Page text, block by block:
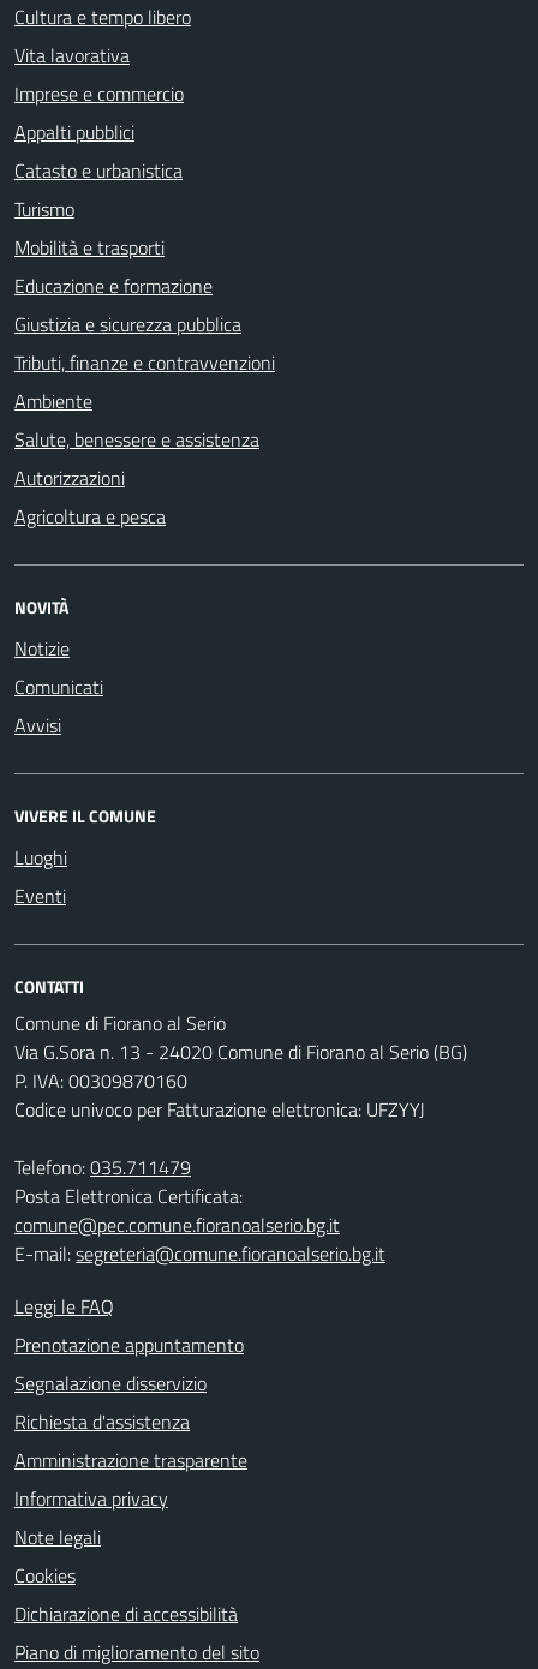
Cultura e tempo libero
Vita lavorativa
Imprese e commercio
Appalti pubblici
Catasto e urbanistica
Turismo
Mobilità e trasporti
Educazione e formazione
Giustizia e sicurezza pubblica
Tributi, finanze e contravvenzioni
Ambiente
Salute, benessere e assistenza
Autorizzazioni
Agricoltura e pesca
NOVITÀ
Notizie
Comunicati
Avvisi
VIVERE IL COMUNE
Luoghi
Eventi
CONTATTI
Comune di Fiorano al Serio
Via G.Sora n. 13 - 24020 Comune di Fiorano al Serio (BG)
P. IVA: 00309870160
Codice univoco per Fatturazione elettronica: UFZYYJ
Telefono:035.711479
Posta Elettronica Certificata:
comune@pec.comune.fioranoalserio.bg.it
E-mail:segreteria@comune.fioranoalserio.bg.it
Leggi le FAQ
Prenotazione appuntamento
Segnalazione disservizio
Richiesta d'assistenza
Amministrazione trasparente
Informativa privacy
Note legali
Cookies
Dichiarazione di accessibilità
Piano di miglioramento del sito